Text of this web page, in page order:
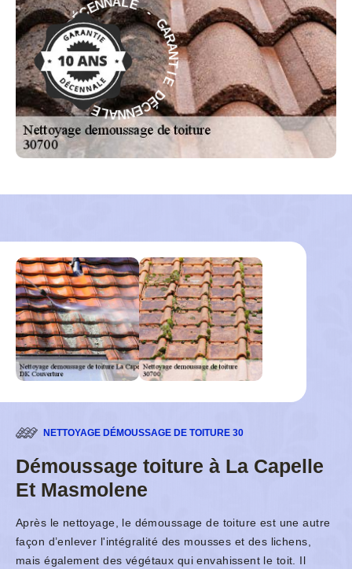
G
A
R
A
N
T
I
E
D
É
C
E
N
NALE GAR
A
N
T
I
E
D
É
C
E
N
N
A
L
E
-
NETTOYAGE DÉMOUSSAGE DE TOITURE 30
Démoussage toiture à La Capelle
Et Masmolene
Après le nettoyage, le démoussage de toiture est une autre
façon d’enlever l'intégralité des mousses et des lichens,
mais également des végétaux qui envahissent le toit. Il